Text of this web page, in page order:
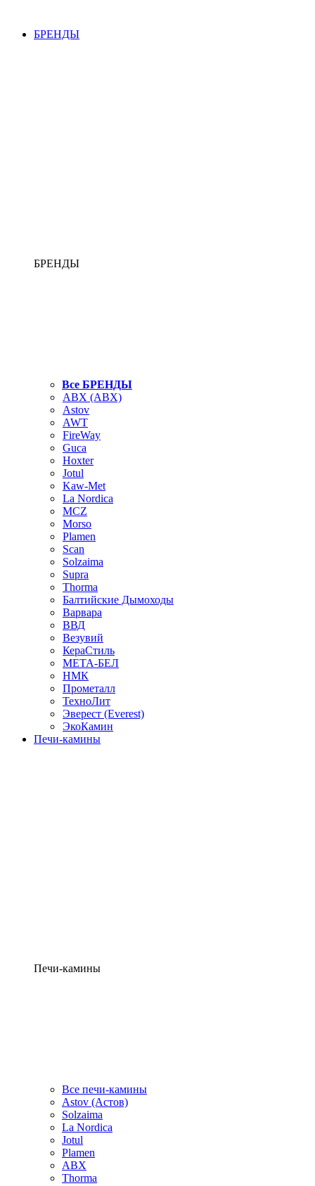
БРЕНДЫ
БРЕНДЫ
Все БРЕНДЫ
ABX (АВХ)
Astov
AWT
FireWay
Guca
Hoxter
Jotul
Kaw-Met
La Nordica
MCZ
Morso
Plamen
Scan
Solzaima
Supra
Thorma
Балтийские Дымоходы
Варвара
ВВД
Везувий
КераСтиль
МЕТА-БЕЛ
НМК
Прометалл
ТехноЛит
Эверест (Everest)
ЭкоКамин
Печи-камины
Печи-камины
Все печи-камины
Astov (Астов)
Solzaima
La Nordica
Jotul
Plamen
ABX
Thorma